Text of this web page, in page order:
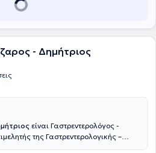
- Δημήτριος
είναι Γαστρεντερολόγος -
της Γαστρεντερολογικής –